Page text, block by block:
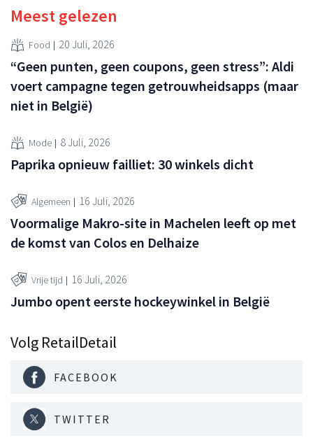
Meest gelezen
Food 20 Juli, 2026
“Geen punten, geen coupons, geen stress”: Aldi
voert campagne tegen getrouwheidsapps (maar
niet in België)
Mode 8 Juli, 2026
Paprika opnieuw failliet: 30 winkels dicht
Algemeen 16 Juli, 2026
Voormalige Makro-site in Machelen leeft op met
de komst van Colos en Delhaize
Vrije tijd 16 Juli, 2026
Jumbo opent eerste hockeywinkel in België
Volg RetailDetail
FACEBOOK
TWITTER